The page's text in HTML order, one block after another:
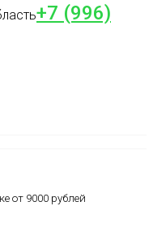
+7 (996)
от 9000 рублей